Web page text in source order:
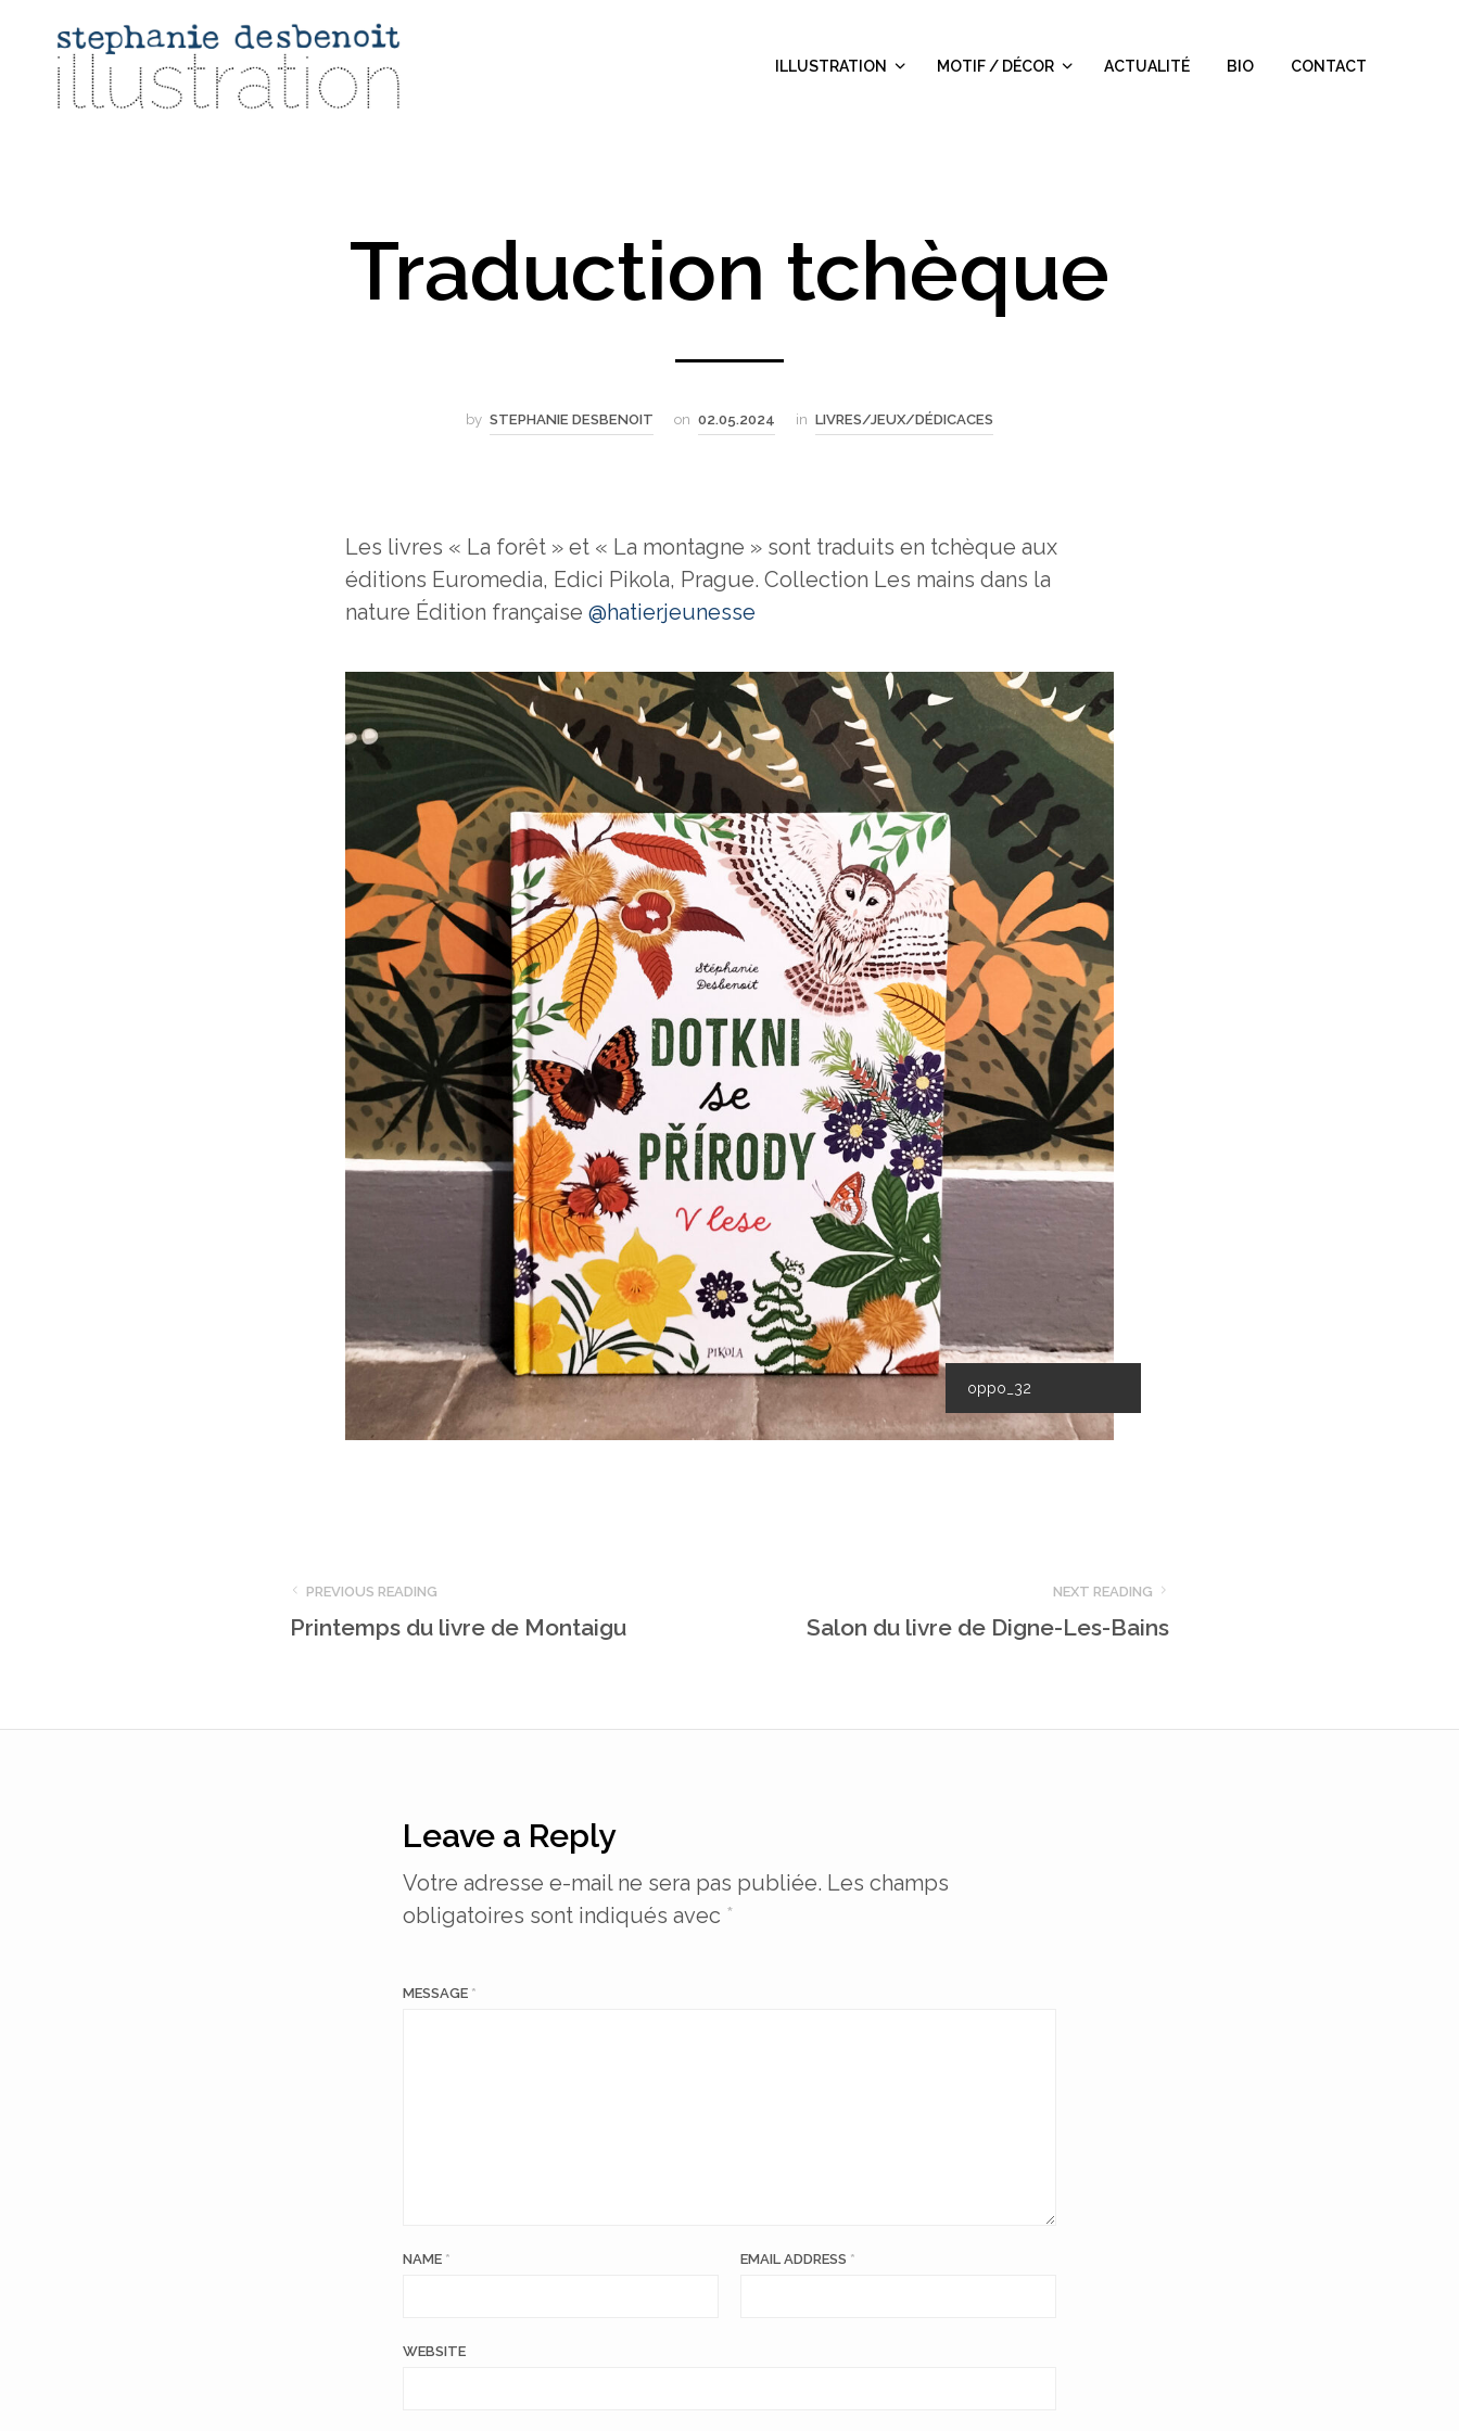
ILLUSTRATION MOTIF / DÉCOR ACTUALITÉ BIO CONTACT
Traduction tchèque
by STEPHANIE DESBENOIT on 02.05.2024 in LIVRES/JEUX/DÉDICACES
Les livres « La forêt » et « La montagne » sont traduits en tchèque aux
éditions Euromedia, Edici Pikola, Prague. Collection Les mains dans la
nature Édition française @hatierjeunesse
oppo_32
PREVIOUS READING
Printemps du livre de Montaigu
NEXT READING
Salon du livre de Digne-Les-Bains
Leave a Reply
Votre adresse e-mail ne sera pas publiée. Les champs
obligatoires sont indiqués avec *
MESSAGE *
NAME * EMAIL ADDRESS *
WEBSITE